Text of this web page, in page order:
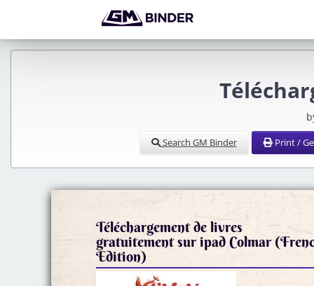
Search GM Binder Print /
Téléchargement de livres
gratuitement sur ipad Colmar
Edition)